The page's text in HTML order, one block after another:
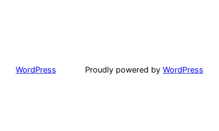
WordPress Proudly powered by WordPress